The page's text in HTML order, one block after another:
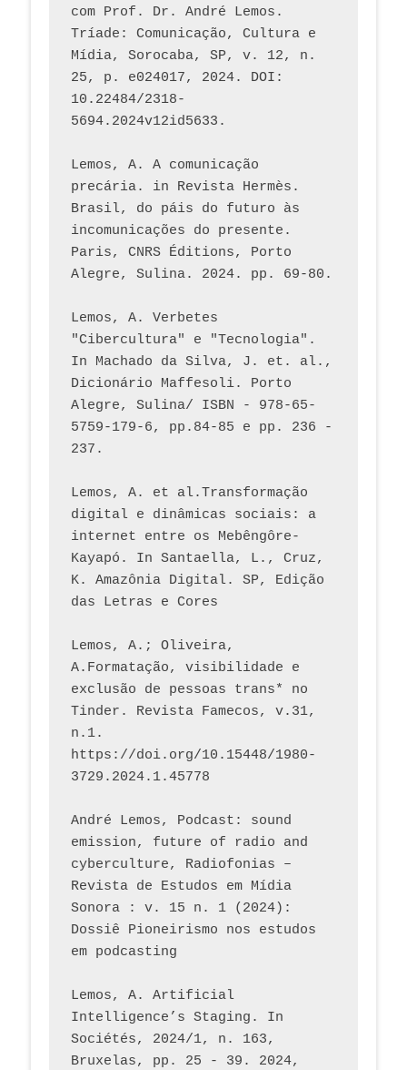
com Prof. Dr. André Lemos.
Tríade: Comunicação, Cultura e
Mídia, Sorocaba, SP, v. 12, n.
25, p. e024017, 2024. DOI:
10.22484/2318-
5694.2024v12id5633.
Lemos, A. A comunicação
precária. in Revista Hermès.
Brasil, do páis do futuro às
incomunicações do presente.
Paris, CNRS Éditions, Porto
Lemos, A. Verbetes
"Cibercultura" e "Tecnologia".
In Machado da Silva, J. et. al.,
Dicionário Maffesoli. Porto
Alegre, Sulina/ ISBN - 978-65-
5759-179-6, pp.84-85 e pp. 236 -
237.
Lemos, A. et al.Transformação
digital e dinâmicas sociais: a
internet entre os Mebêngôre-
Kayapó. In Santaella, L., Cruz,
K. Amazônia Digital. SP, Edição
das Letras e Cores
Lemos, A.; Oliveira,
A.Formatação, visibilidade e
exclusão de pessoas trans* no
Tinder. Revista Famecos, v.31,
n.1.
https://doi.org/10.15448/1980-
3729.2024.1.45778
André Lemos, Podcast: sound
emission, future of radio and
cyberculture, Radiofonias –
Revista de Estudos em Mídia
Sonora : v. 15 n. 1 (2024):
Dossiê Pioneirismo nos estudos
em podcasting
Lemos, A. Artificial
Intelligence’s Staging. In
Sociétés, 2024/1, n. 163,
Bruxelas, pp. 25 - 39. 2024,